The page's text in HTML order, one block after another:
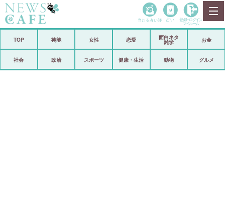
政治
当たる占い師 占い 登録• ログイン
マイルーム
TOP 芸能 女性 恋愛
面白ネタ
雑学
お金
社会 政治 スポーツ 健康・生活 動物 グルメ